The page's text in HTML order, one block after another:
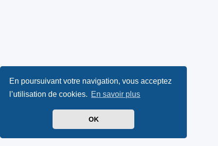
En poursuivant votre navigation, vous acceptez
l’utilisation de cookies. En savoir plus
OK